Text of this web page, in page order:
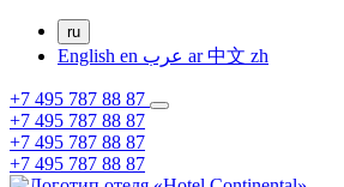
ru
English en ar中文 zh
+7 495 787 88 87
+7 495 787 88 87
+7 495 787 88 87
+7 495 787 88 87